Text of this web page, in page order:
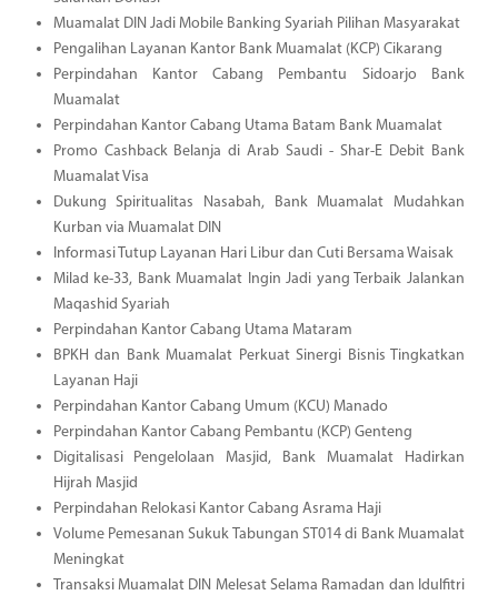
Muamalat DIN Jadi Mobile Banking Syariah Pilihan Masyarakat
Pengalihan Layanan Kantor Bank Muamalat (KCP) Cikarang
Perpindahan Kantor Cabang Pembantu Sidoarjo Bank
Muamalat
Perpindahan Kantor Cabang Utama Batam Bank Muamalat
Promo Cashback Belanja di Arab Saudi - Shar-E Debit Bank
Muamalat Visa
Dukung Spiritualitas Nasabah, Bank Muamalat Mudahkan
Kurban via Muamalat DIN
Informasi Tutup Layanan Hari Libur dan Cuti Bersama Waisak
Milad ke-33, Bank Muamalat Ingin Jadi yang Terbaik Jalankan
Maqashid Syariah
Perpindahan Kantor Cabang Utama Mataram
BPKH dan Bank Muamalat Perkuat Sinergi Bisnis Tingkatkan
Layanan Haji
Perpindahan Kantor Cabang Umum (KCU) Manado
Perpindahan Kantor Cabang Pembantu (KCP) Genteng
Digitalisasi Pengelolaan Masjid, Bank Muamalat Hadirkan
Hijrah Masjid
Perpindahan Relokasi Kantor Cabang Asrama Haji
Volume Pemesanan Sukuk Tabungan ST014 di Bank Muamalat
Meningkat
Transaksi Muamalat DIN Melesat Selama Ramadan dan Idulfitri